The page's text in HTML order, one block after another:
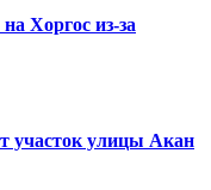
Хоргос из-за
участок улицы Акан